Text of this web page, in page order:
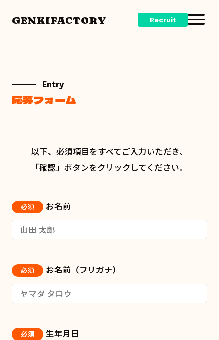
GENKIFACTORY Recruit
Entry
応募フォーム
以下、必須項目をすべてご入力いただき、
「確認」ボタンをクリックしてください。
必須 お名前
必須 お名前（フリガナ）
必須 生年月日